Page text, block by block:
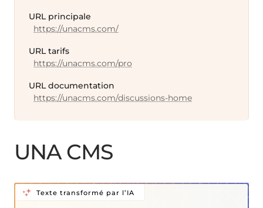
URL principale
https://unacms.com/
URL tarifs
https://unacms.com/pro
URL documentation
https://unacms.com/discussions-home
UNA CMS
Texte transformé par l’IA